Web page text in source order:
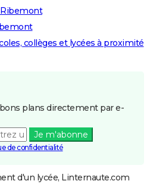
collèges et lycées à proximité
plans directement par e-
Je m'abonne
de confidentialité
d'un lycée, Linternaute.com